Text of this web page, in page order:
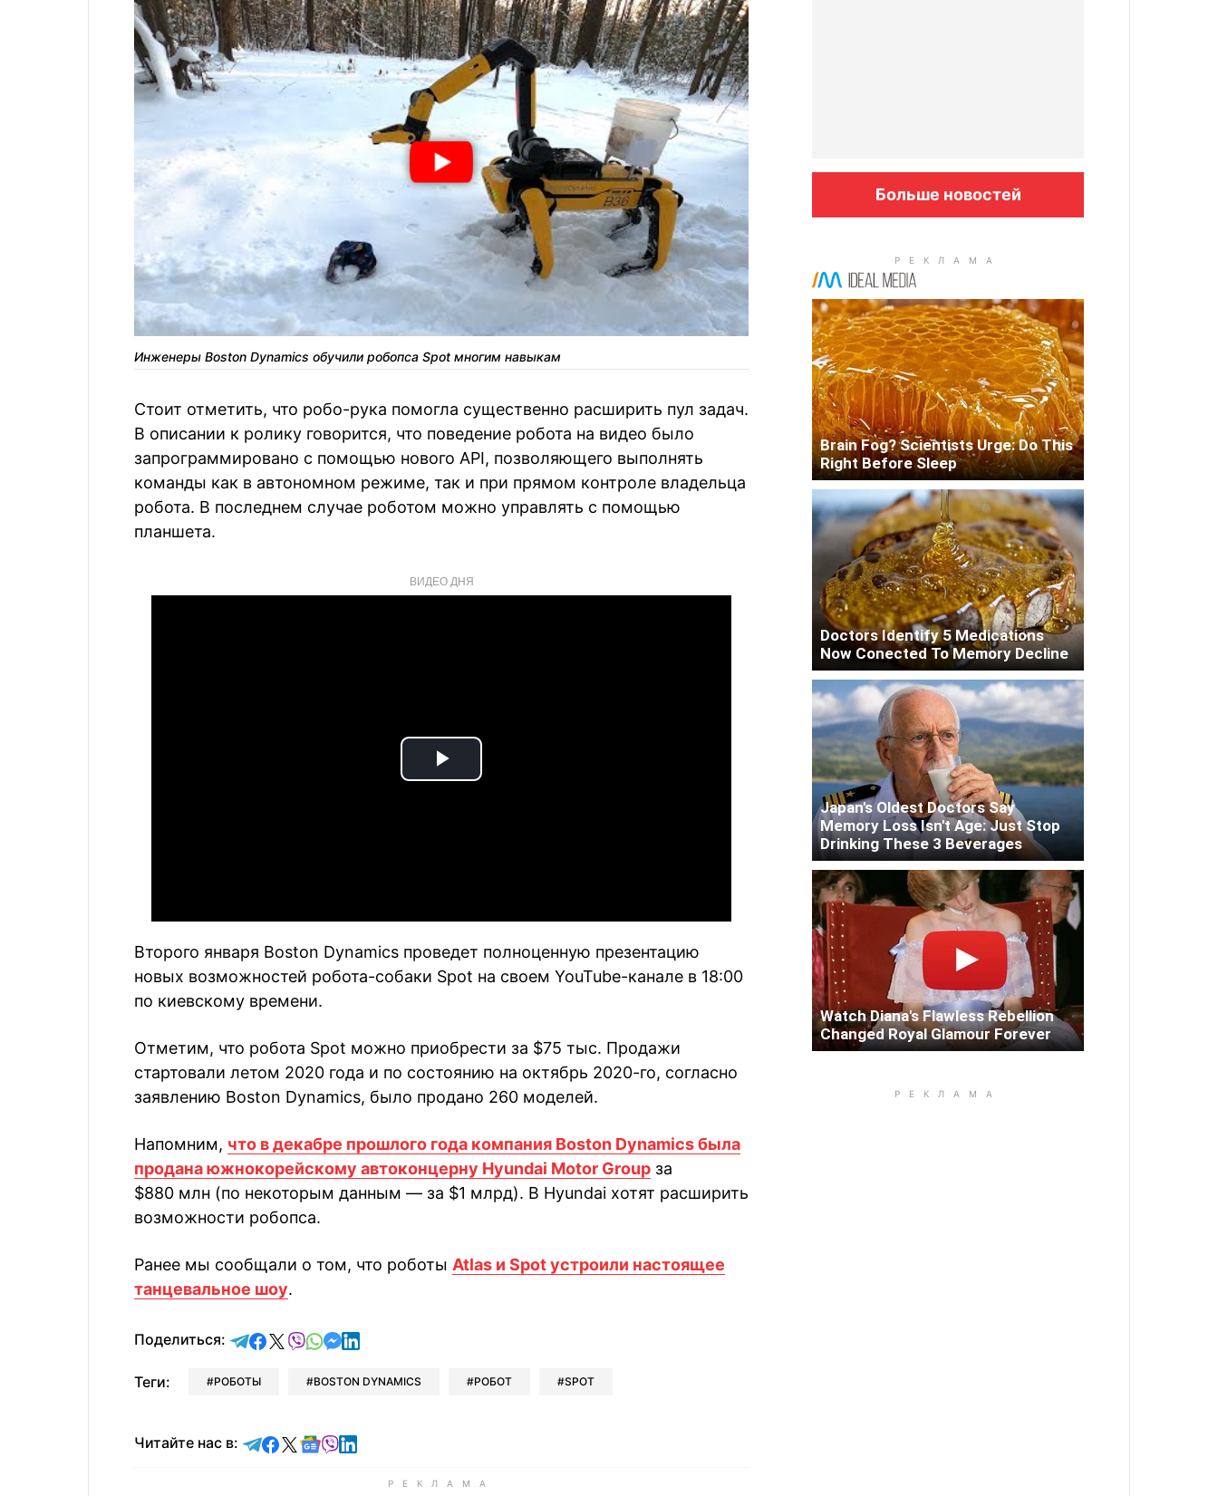
Инженеры Boston Dynamics обучили робопса Spot многим навыкам
Стоит отметить, что робо-рука помогла существенно расширить пул задач.
В описании к ролику говорится, что поведение робота на видео было
запрограммировано с помощью нового API, позволяющего выполнять
команды как в автономном режиме, так и при прямом контроле владельца
робота. В последнем случае роботом можно управлять с помощью
планшета.
ВИДЕО ДНЯ
Play
Второго января Boston Dynamics проведет полноценную презентацию
новых возможностей робота-собаки Spot на своем YouTube-канале в 18:00
по киевскому времени.
Отметим, что робота Spot можно приобрести за $75 тыс. Продажи
стартовали летом 2020 года и по состоянию на октябрь 2020-го, согласно
заявлению Boston Dynamics, было продано 260 моделей.
Напомним, что в декабре прошлого года компания Boston Dynamics была
продана южнокорейскому автоконцерну Hyundai Motor Group за
$880 млн (по некоторым данным — за $1 млрд). В Hyundai хотят расширить
возможности робопса.
Ранее мы сообщали о том, что роботы Atlas и Spot устроили настоящее
танцевальное шоу.
Поделиться: отправить в Telegram
поделиться в Facebook
поделиться в X
отправить в Viber
отправить в Whatsapp
отправить в Messenger
отправить в LinkedIn
Теги: РОБОТЫ BOSTON DYNAMICS РОБОТ SPOT
Читайте нас в: Читайте в Telegram
Читайте в Facebook
Читайте в X
Читайте в Google news
Читайте в Viber
Читайте в LinkedIn
Больше новостей